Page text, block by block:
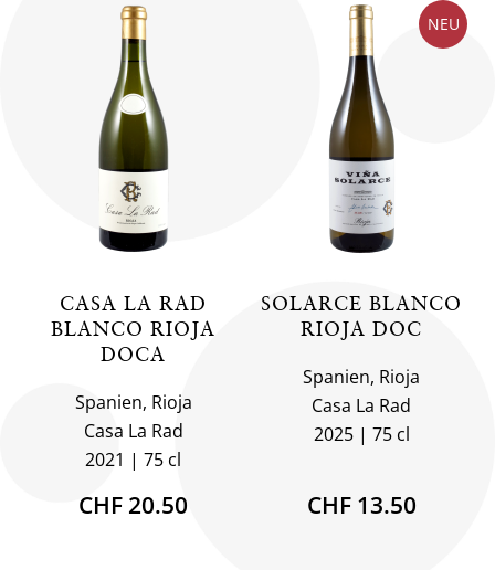
CASA LA RAD
BLANCO RIOJA
DOCA
Spanien, Rioja
Casa La Rad
2021
75 cl
CHF 20.50
NEU
SOLARCE BLANCO
RIOJA DOC
Spanien, Rioja
Casa La Rad
2025
75 cl
CHF 13.50